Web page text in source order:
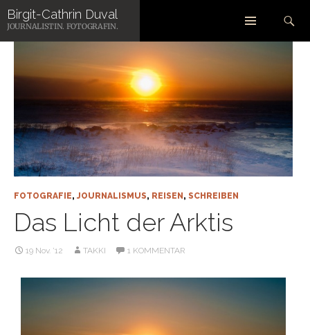
Zum
Inhalt
springen
Suchen
FOTOGRAFIE, JOURNALISMUS, REISEN , SCHREIBEN
Das Licht der Arktis
19 Nov. ’12 TAKKI 1 KOMMENTAR
Birgit-Cathrin Duval
JOURNALISTIN. FOTOGRAFIN.